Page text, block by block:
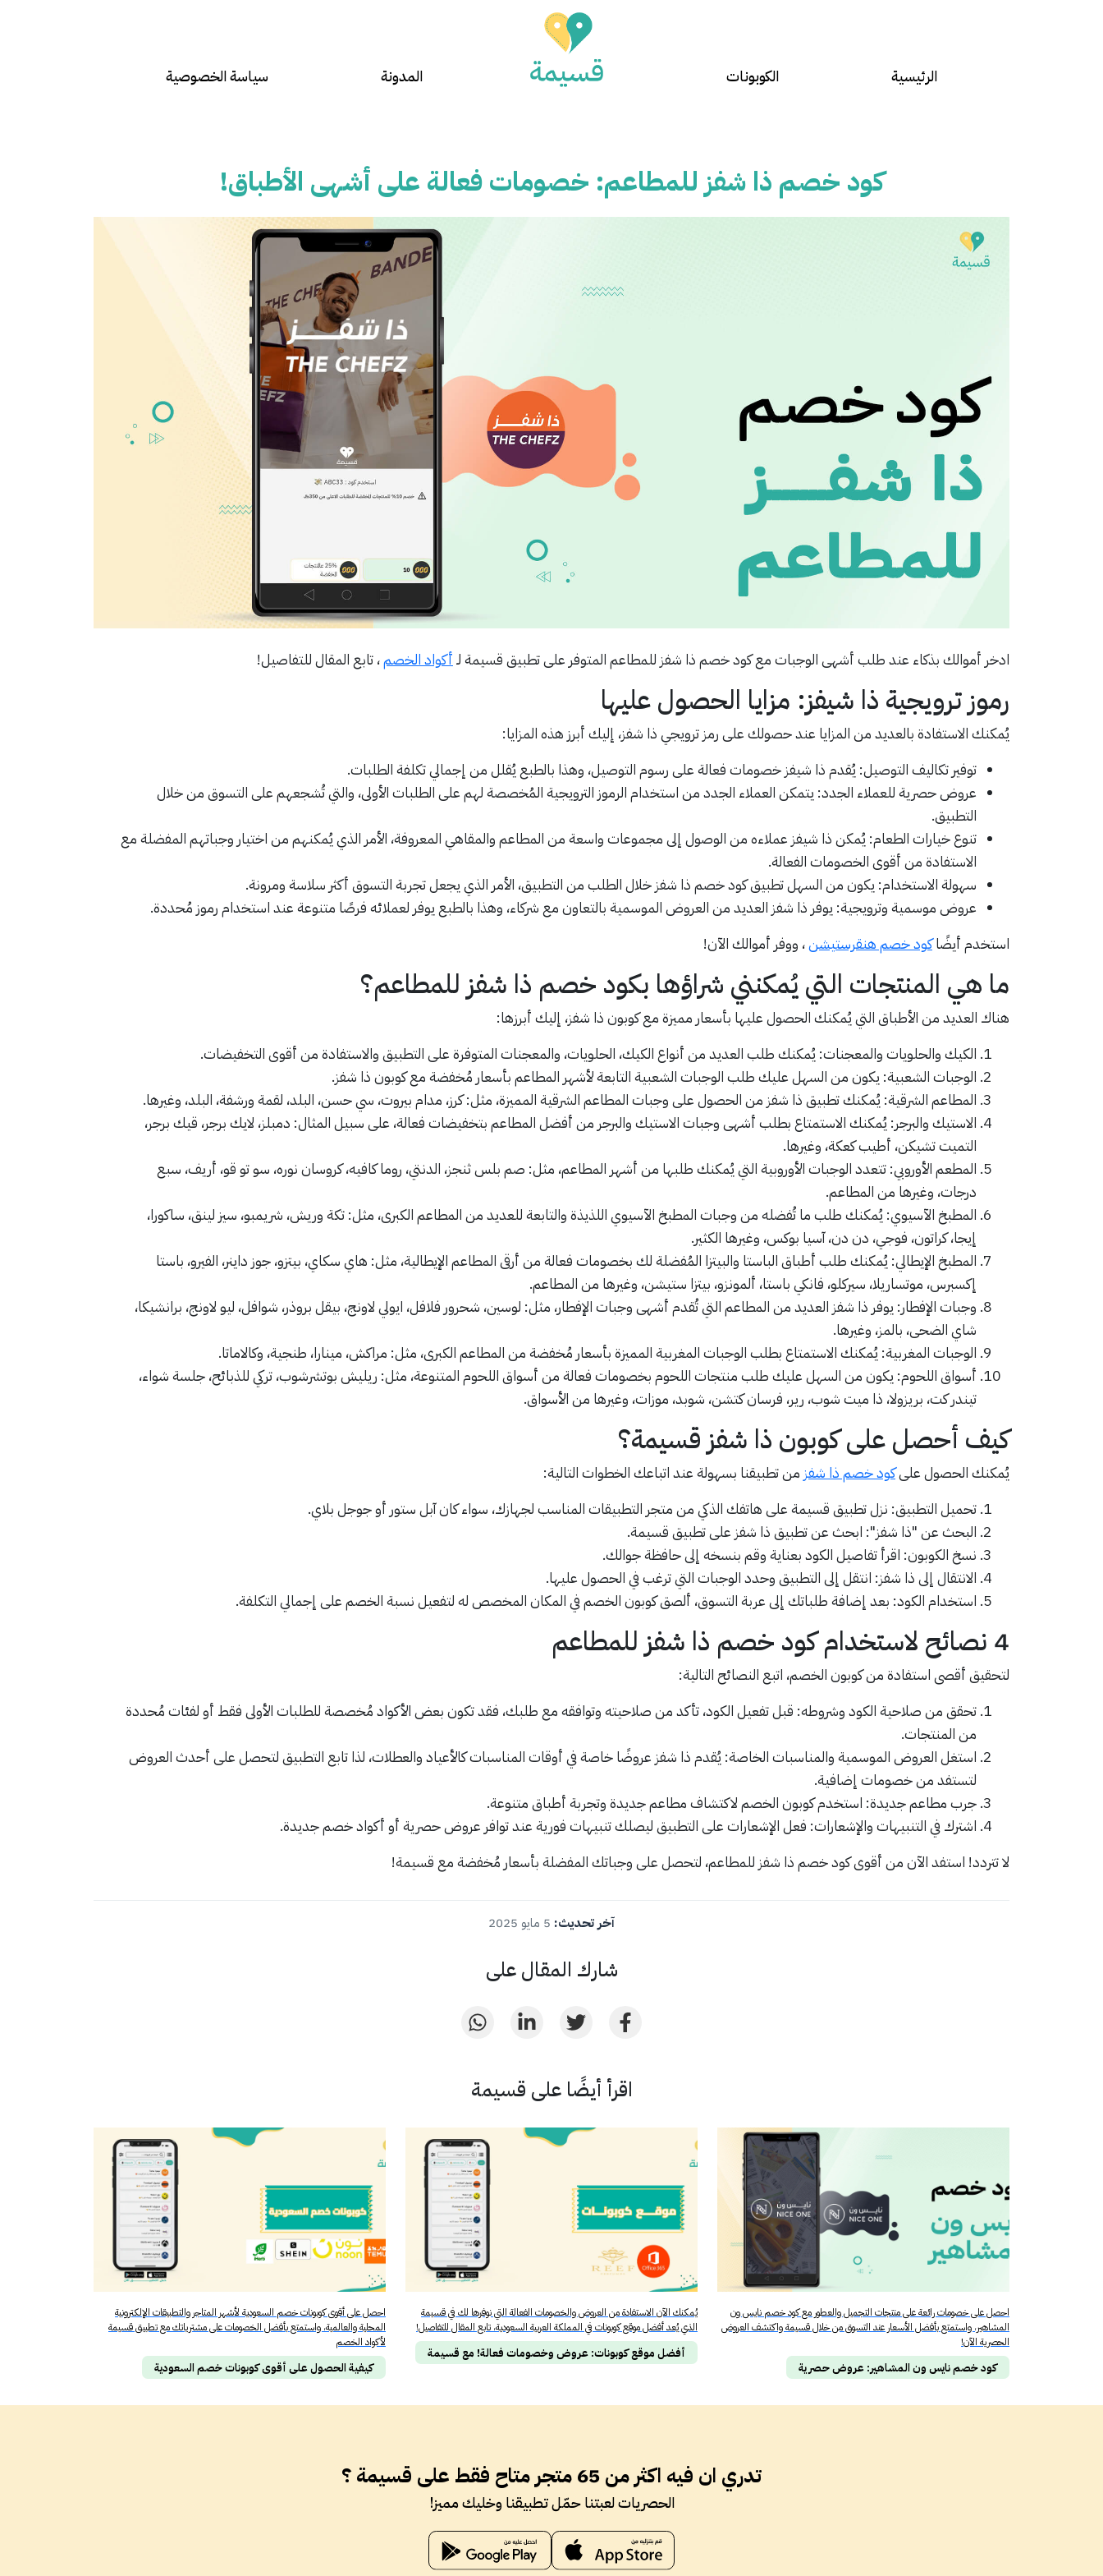
الرئيسية الكوبونات المدونة سياسة الخصوصية
كود خصم ذا شفز للمطاعم: خصومات فعالة على أشهى الأطباق!
ادخر أموالك بذكاء عند طلب أشهى الوجبات مع كود خصم ذا شفز للمطاعم المتوفر على تطبيق قسيمة لـأكواد الخصم، تابع المقال للتفاصيل!
رموز ترويجية ذا شيفز: مزايا الحصول عليها
يُمكنك الاستفادة بالعديد من المزايا عند حصولك على رمز ترويجي ذا شفز، إليك أبرز هذه المزايا:
توفير تكاليف التوصيل: يُقدم ذا شيفز خصومات فعالة على رسوم التوصيل، وهذا بالطبع يُقلل من إجمالي تكلفة الطلبات.
عروض حصرية للعملاء الجدد: يتمكن العملاء الجدد من استخدام الرموز الترويجية المُخصصة لهم على الطلبات الأولى، والتي تُشجعهم على التسوق من خلال
التطبيق.
تنوع خيارات الطعام: يُمكن ذا شيفز عملاءه من الوصول إلى مجموعات واسعة من المطاعم والمقاهي المعروفة، الأمر الذي يُمكنهم من اختيار وجباتهم المفضلة مع
الاستفادة من أقوى الخصومات الفعالة.
سهولة الاستخدام: يكون من السهل تطبيق كود خصم ذا شفز خلال الطلب من التطبيق، الأمر الذي يجعل تجربة التسوق أكثر سلاسة ومرونة.
عروض موسمية وترويجية: يوفر ذا شفز العديد من العروض الموسمية بالتعاون مع شركاء، وهذا بالطبع يوفر لعملائه فرصًا متنوعة عند استخدام رموز مُحددة.
استخدم أيضًاكود خصم هنقرستيشن، ووفر أموالك الآن!
ما هي المنتجات التي يُمكنني شراؤها بكود خصم ذا شفز للمطاعم؟
هناك العديد من الأطباق التي يُمكنك الحصول عليها بأسعار مميزة مع كوبون ذا شفز، إليك أبرزها:
الكيك والحلويات والمعجنات: يُمكنك طلب العديد من أنواع الكيك، الحلويات، والمعجنات المتوفرة على التطبيق والاستفادة من أقوى التخفيضات.
الوجبات الشعبية: يكون من السهل عليك طلب الوجبات الشعبية التابعة لأشهر المطاعم بأسعار مُخفضة مع كوبون ذا شفز.
المطاعم الشرقية: يُمكنك تطبيق ذا شفز من الحصول على وجبات المطاعم الشرقية المميزة، مثل: كرز، مدام بيروت، سي حسن، البلد، لقمة ورشفة، البلد، وغيرها.
الاستيك والبرجر: يُمكنك الاستمتاع بطلب أشهى وجبات الاستيك والبرجر من أفضل المطاعم بتخفيضات فعالة، على سبيل المثال: دمبلز، لايك برجر، قيك برجر،
التميت تشيكن، أطيب كعكة، وغيرها.
المطعم الأوروبي: تتعدد الوجبات الأوروبية التي يُمكنك طلبها من أشهر المطاعم، مثل: صم بلس ثنجز، الدنتي، روما كافيه، كروسان نوره، سو تو قو، أريف، سبع
درجات، وغيرها من المطاعم.
المطبخ الآسيوي: يُمكنك طلب ما تُفضله من وجبات المطبخ الآسيوي اللذيذة والتابعة للعديد من المطاعم الكبرى، مثل: تكة وريش، شريمبو، سيز لينق، ساكورا،
إيجا، كراتون، فوجي، دن دن، آسيا بوكس، وغيرها الكثير.
المطبخ الإيطالي: يُمكنك طلب أطباق الباستا والبيتزا المُفضلة لك بخصومات فعالة من أرقى المطاعم الإيطالية، مثل: هاي سكاي، بيتزو، جوز داينر، الفيرو، باستا
إكسبرس، موتساريلا، سيركلو، فانكي باستا، ألمونزو، بيتزا ستيشن، وغيرها من المطاعم.
وجبات الإفطار: يوفر ذا شفز العديد من المطاعم التي تُقدم أشهى وجبات الإفطار، مثل: لوسين، شحرور فلافل، ايولي لاونج، بيقل بروذر، شوافل، ليو لاونج، برانشيكا،
شاي الضحى، بالمز، وغيرها.
الوجبات المغربية: يُمكنك الاستمتاع بطلب الوجبات المغربية المميزة بأسعار مُخفضة من المطاعم الكبرى، مثل: مراكش، مينارا، طنجية، وكالاماتا.
أسواق اللحوم: يكون من السهل عليك طلب منتجات اللحوم بخصومات فعالة من أسواق اللحوم المتنوعة، مثل: ريليش بوتشرشوب، تركي للذبائح، جلسة شواء،
تيندر كت، بريزولا، ذا ميت شوب، رير، فرسان كتشن، شوبد، موزات، وغيرها من الأسواق.
كيف أحصل على كوبون ذا شفز قسيمة؟
يُمكنك الحصول علىكود خصم ذا شفز من تطبيقنا بسهولة عند اتباعك الخطوات التالية:
تحميل التطبيق: نزل تطبيق قسيمة على هاتفك الذكي من متجر التطبيقات المناسب لجهازك، سواء كان آبل ستور أو جوجل بلاي.
البحث عن "ذا شفز": ابحث عن تطبيق ذا شفز على تطبيق قسيمة.
نسخ الكوبون: اقرأ تفاصيل الكود بعناية وقم بنسخه إلى حافظة جوالك.
الانتقال إلى ذا شفز: انتقل إلى التطبيق وحدد الوجبات التي ترغب في الحصول عليها.
استخدام الكود: بعد إضافة طلباتك إلى عربة التسوق، ألصق كوبون الخصم في المكان المخصص له لتفعيل نسبة الخصم على إجمالي التكلفة.
4 نصائح لاستخدام كود خصم ذا شفز للمطاعم
لتحقيق أقصى استفادة من كوبون الخصم، اتبع النصائح التالية:
تحقق من صلاحية الكود وشروطه: قبل تفعيل الكود، تأكد من صلاحيته وتوافقه مع طلبك، فقد تكون بعض الأكواد مُخصصة للطلبات الأولى فقط أو لفئات مُحددة
من المنتجات.
استغل العروض الموسمية والمناسبات الخاصة: يُقدم ذا شفز عروضًا خاصة في أوقات المناسبات كالأعياد والعطلات، لذا تابع التطبيق لتحصل على أحدث العروض
لتستفد من خصومات إضافية.
جرب مطاعم جديدة: استخدم كوبون الخصم لاكتشاف مطاعم جديدة وتجربة أطباق متنوعة.
اشترك في التنبيهات والإشعارات: فعل الإشعارات على التطبيق ليصلك تنبيهات فورية عند توافر عروض حصرية أو أكواد خصم جديدة.
لا تتردد! استفد الآن من أقوى كود خصم ذا شفز للمطاعم، لتحصل على وجباتك المفضلة بأسعار مُخفضة مع قسيمة!
آخر تحديث:
شارك المقال على
اقرأ أيضًا على قسيمة
احصل على خصومات رائعة على منتجات التجميل والعطور مع كود خصم نايس ون
المشاهير، واستمتع بأفضل الأسعار عند التسوق من خلال قسيمة واكتشف العروض
الحصرية الآن!
كود خصم نايس ون المشاهير: عروض حصرية
يُمكنك الآن الاستفادة من العروض والخصومات الفعالة التي نوفرها لك في قسيمة
الذي يُعد أفضل موقع كوبونات في المملكة العربية السعودية، تابع المقال للتفاصيل!
أفضل موقع كوبونات: عروض وخصومات فعالة! مع قسيمة
احصل على أقوى كوبونات خصم السعودية لأشهر المتاجر والتطبيقات الإلكترونية
المحلية والعالمية، واستمتع بأفضل الخصومات على مشترياتك مع تطبيق قسيمة
لأكواد الخصم
كيفية الحصول على أقوى كوبونات خصم السعودية
تدري ان فيه اكثر من 65 متجر متاح فقط على قسيمة ؟
الحصريات لعبتنا حمّل تطبيقنا وخليك مميز!